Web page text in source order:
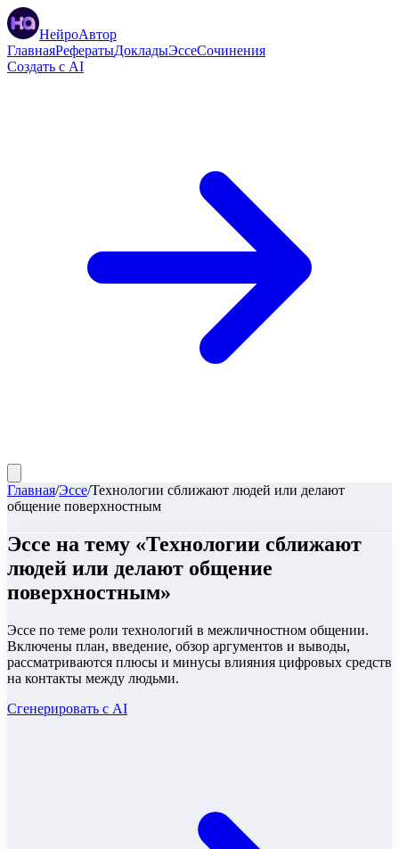
НейроАвтор
ГлавнаяРефератыДокладыЭссеСочинения
Создать с AI
Главная/Эссе/Технологии сближают людей или делают
общение поверхностным
Эссе на тему «Технологии сближают
людей или делают общение
поверхностным»
Эссе по теме роли технологий в межличностном общении.
Включены план, введение, обзор аргументов и выводы,
рассматриваются плюсы и минусы влияния цифровых средств
на контакты между людьми.
Сгенерировать с AI